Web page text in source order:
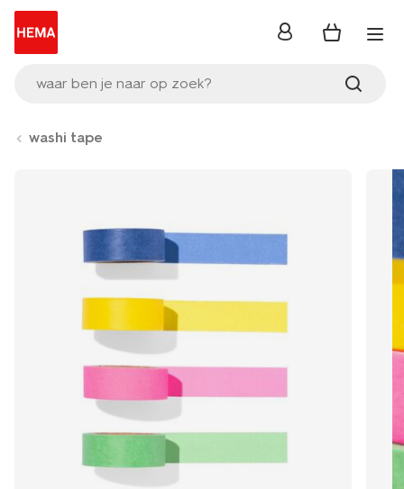
waar ben je naar op zoek?
inloggen
washi tape